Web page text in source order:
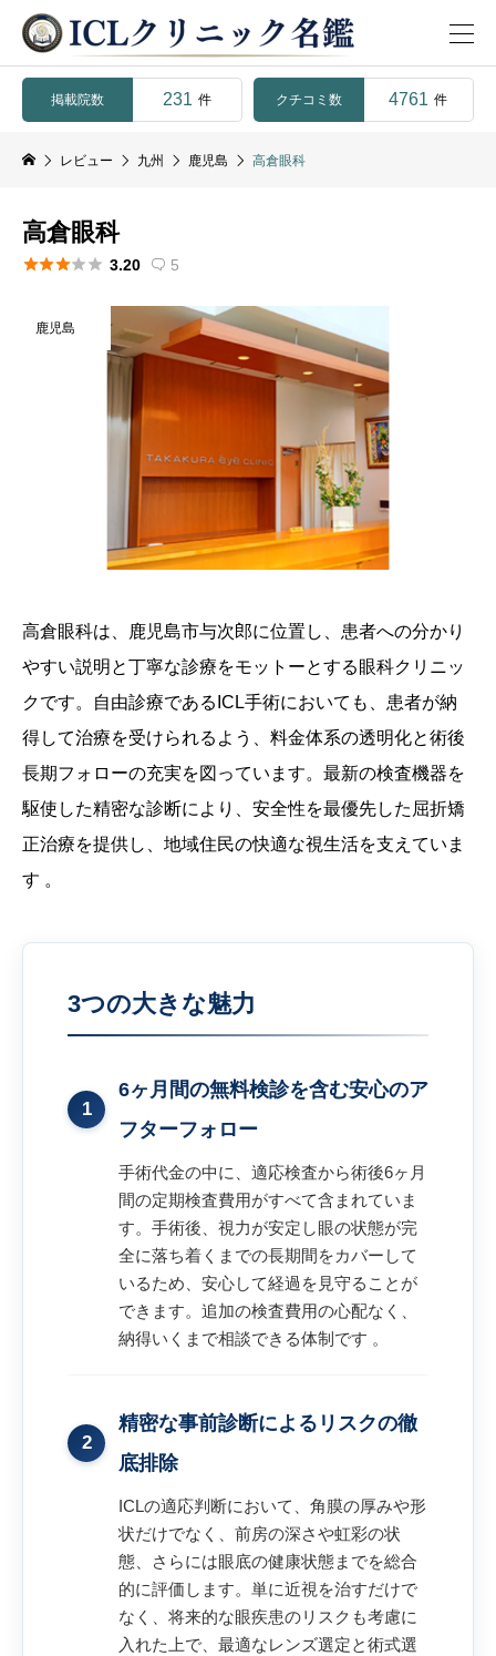
掲載院数 231 件 クチコミ数 4761 件
レビュー 九州 鹿児島 高倉眼科
高倉眼科
 3.20  5
鹿児島
高倉眼科は、鹿児島市与次郎に位置し、患者への分かり
やすい説明と丁寧な診療をモットーとする眼科クリニッ
クです。自由診療であるICL手術においても、患者が納
得して治療を受けられるよう、料金体系の透明化と術後
長期フォローの充実を図っています。最新の検査機器を
駆使した精密な診断により、安全性を最優先した屈折矯
正治療を提供し、地域住民の快適な視生活を支えていま
す 。
3つの大きな魅力
1
6ヶ月間の無料検診を含む安心のア
フターフォロー
手術代金の中に、適応検査から術後6ヶ月
間の定期検査費用がすべて含まれていま
す。手術後、視力が安定し眼の状態が完
全に落ち着くまでの長期間をカバーして
いるため、安心して経過を見守ることが
できます。追加の検査費用の心配なく、
納得いくまで相談できる体制です 。
2
精密な事前診断によるリスクの徹
底排除
ICLの適応判断において、角膜の厚みや形
状だけでなく、前房の深さや虹彩の状
態、さらには眼底の健康状態までを総合
的に評価します。単に近視を治すだけで
なく、将来的な眼疾患のリスクも考慮に
入れた上で、最適なレンズ選定と術式選